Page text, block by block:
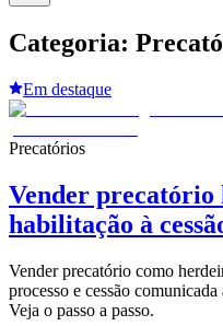
Categoria:
Em destaque
Precatórios
Vender
habilitação à
Vender precatório como
processo e cessão
Veja o passo a passo.